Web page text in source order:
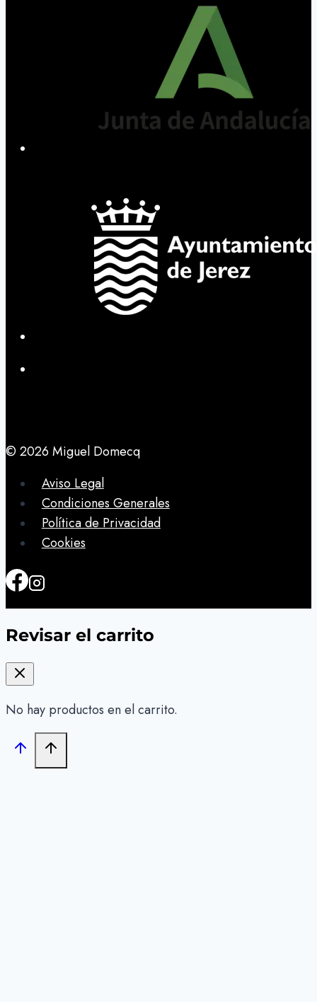
© 2026 Miguel Domecq
Aviso Legal
Condiciones Generales
Política de Privacidad
Cookies
Revisar el carrito
No hay productos en el carrito.